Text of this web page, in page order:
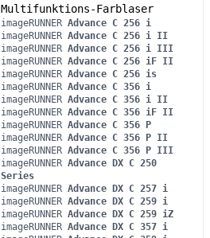
Multifunktions-Farblaser
imageRUNNER Advance C 256 i
imageRUNNER Advance C 256 i II
imageRUNNER Advance C 256 i III
imageRUNNER Advance C 256 iF II
imageRUNNER Advance C 256 is
imageRUNNER Advance C 356 i
imageRUNNER Advance C 356 i II
imageRUNNER Advance C 356 iF II
imageRUNNER Advance C 356 P
imageRUNNER Advance C 356 P II
imageRUNNER Advance C 356 P III
imageRUNNER Advance DX C 250
Series
imageRUNNER Advance DX C 257 i
imageRUNNER Advance DX C 259 i
imageRUNNER Advance DX C 259 iZ
imageRUNNER Advance DX C 357 i